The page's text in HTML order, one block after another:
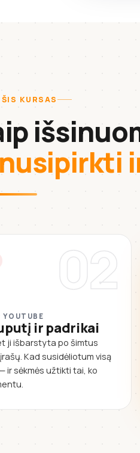
KURSAS
nusipirkti
02
ir padrikai
ji išbarstyta po šimtus
Kad susidėliotum visą
ir sėkmės užtikti tai, ko